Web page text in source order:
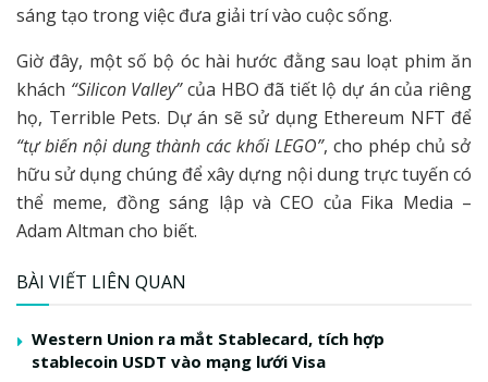
sáng tạo trong việc đưa giải trí vào cuộc sống.
Giờ đây, một số bộ óc hài hước đằng sau loạt phim ăn
khách “Silicon Valley”của HBO đã tiết lộ dự án của riêng
họ, Terrible Pets. Dự án sẽ sử dụng Ethereum NFT để
“tự biến nội dung thành các khối LEGO”, cho phép chủ sở
hữu sử dụng chúng để xây dựng nội dung trực tuyến có
thể meme, đồng sáng lập và CEO của Fika Media –
Adam Altman cho biết.
BÀI VIẾT LIÊN QUAN
Western Union ra mắt Stablecard, tích hợp
stablecoin USDT vào mạng lưới Visa